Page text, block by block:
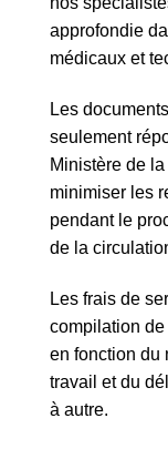
approfondie
médicaux et
Les
seulement
Ministère de
minimiser les
pendant le
de la
Les frais de
compilation
en fonction du
travail et du
à autre.